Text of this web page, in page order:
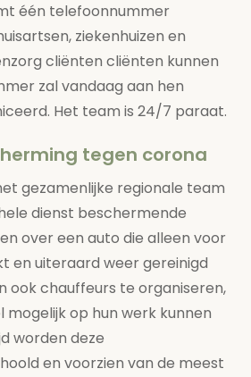
één telefoonnummer
ziekenhuizen en
cliënten cliënten kunnen
zal vandaag aan hen
Het team is 24/7 paraat.
tegen corona
gezamenlijke regionale team
dienst beschermende
over een auto die alleen voor
en uiteraard weer gereinigd
ook chauffeurs te organiseren,
mogelijk op hun werk kunnen
worden deze
en voorzien van de meest